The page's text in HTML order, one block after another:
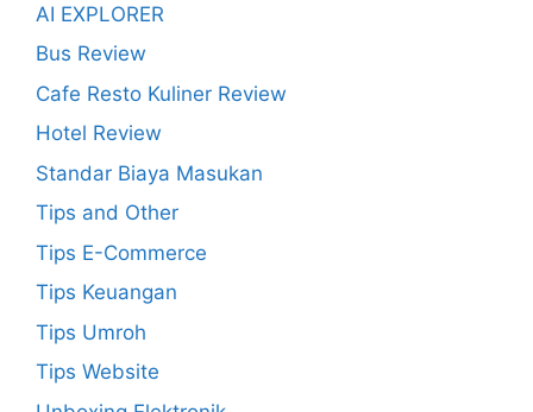
AI EXPLORER
Bus Review
Cafe Resto Kuliner Review
Hotel Review
Standar Biaya Masukan
Tips and Other
Tips E-Commerce
Tips Keuangan
Tips Umroh
Tips Website